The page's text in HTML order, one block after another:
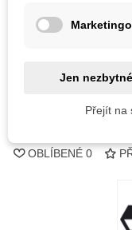
Informujte mě, až bude
OBLÍBENÉ 0
Jen nezbytné
Přejít na